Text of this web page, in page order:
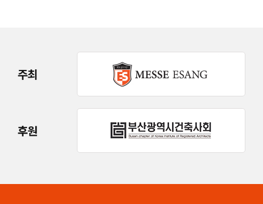
주최
후원